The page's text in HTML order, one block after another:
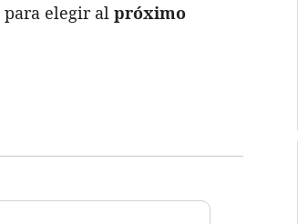
para elegir al próximo